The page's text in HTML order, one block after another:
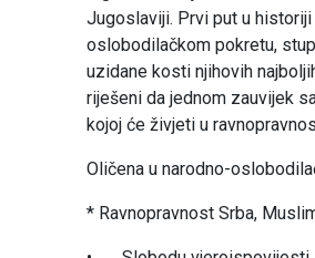
Jugoslaviji. Prvi put u
oslobodilačkom pokretu,
uzidane kosti njihovih
riješeni da jednom zauvijek
kojoj će živjeti u
Oličena u narodno-
* Ravnopravnost Srba,